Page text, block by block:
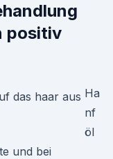
positiv
Ha
nf
öl
und bei